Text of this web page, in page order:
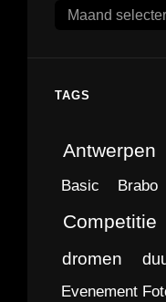
Archieven
TAGS
Antwerpen
Basic Brabo
Competitie
dromen
Evenement